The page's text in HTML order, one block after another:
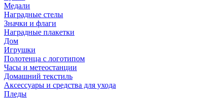
Медали
Наградные стелы
Значки и флаги
Наградные плакетки
Дом
Игрушки
Полотенца с логотипом
Часы и метеостанции
Домашний текстиль
Аксессуары и средства для ухода
Пледы